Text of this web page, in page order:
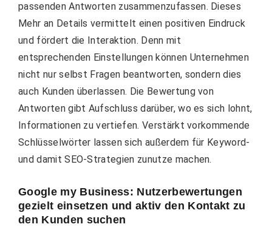
passenden Antworten zusammenzufassen. Dieses
Mehr an Details vermittelt einen positiven Eindruck
und fördert die Interaktion. Denn mit
entsprechenden Einstellungen können Unternehmen
nicht nur selbst Fragen beantworten, sondern dies
auch Kunden überlassen. Die Bewertung von
Antworten gibt Aufschluss darüber, wo es sich lohnt,
Informationen zu vertiefen. Verstärkt vorkommende
Schlüsselwörter lassen sich außerdem für Keyword-
und damit SEO-Strategien zunutze machen.
Google my Business: Nutzerbewertungen
gezielt einsetzen und aktiv den Kontakt zu
den Kunden suchen